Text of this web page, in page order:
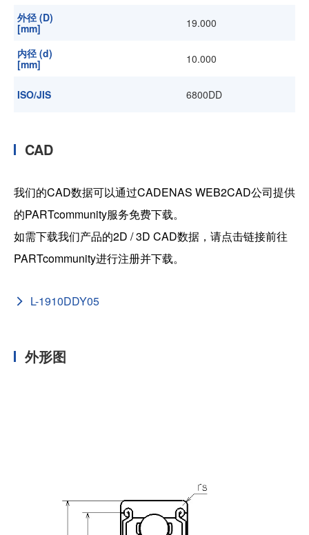
外径 (D)
[mm]
19.000
内径 (d)
[mm]
10.000
ISO/JIS 6800DD
CAD
我们的CAD数据可以通过CADENAS WEB2CAD公司提供
的PARTcommunity服务免费下载。
如需下载我们产品的2D / 3D CAD数据，请点击链接前往
PARTcommunity进行注册并下载。
L-1910DDY05
外形图